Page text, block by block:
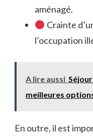
aménagé.
Crainte
l’occupation
A lire aussi
meilleures
En outre, il est